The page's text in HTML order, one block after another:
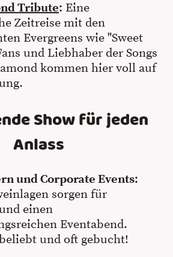
Tribute: Eine
Zeitreise mit den
Evergreens wie "Sweet
und Liebhaber der Songs
kommen hier voll auf
Show für jeden
Anlass
und Corporate Events:
sorgen für
einen
Eventabend.
und oft gebucht!